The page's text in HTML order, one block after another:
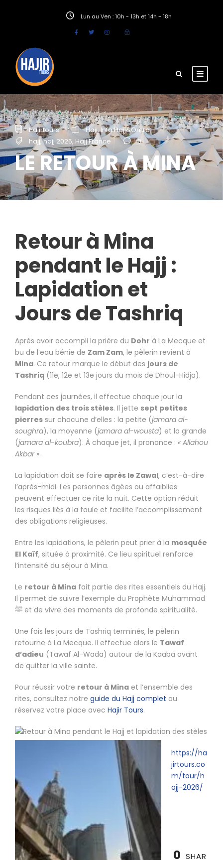
Lun au Ven : 10h - 13h et 14h - 18h
hajirtours Hajj,Info Hajj&Omra
hajj,hajj 2026, Hajj France 0
LE RETOUR À MINA
Retour à Mina
pendant le Hajj :
Lapidation et
Jours de Tashriq
Après avoir accompli la prière du Dohr à La Mecque et
bu de l’eau bénie de Zam Zam, le pèlerin revient à
Mina. Ce retour marque le début des jours de
Tashriq (11e, 12e et 13e jours du mois de Dhoul-Hidja).
Pendant ces journées, il effectue chaque jour la
lapidation des trois stèles. Il jette sept petites
pierres sur chacune d’elles : la petite (jamara al-
soughra), la moyenne (jamara al-wousta) et la grande
(jamara al-koubra). À chaque jet, il prononce : « Allahou
Akbar ».
La lapidation doit se faire après le Zawal, c’est-à-dire
l’après-midi. Les personnes âgées ou affaiblies
peuvent effectuer ce rite la nuit. Cette option réduit
les risques liés à la foule et facilite l’accomplissement
des obligations religieuses.
Entre les lapidations, le pèlerin peut prier à la mosquée
El Kaïf, située à proximité. Ce lieu spirituel renforce
l’intensité du séjour à Mina.
Le retour à Mina fait partie des rites essentiels du Hajj.
Il permet de suivre l’exemple du Prophète Muhammad
ﷺ et de vivre des moments de profonde spiritualité.
Une fois les jours de Tashriq terminés, le pèlerin
retourne à La Mecque. Il effectue alors le Tawaf
d’adieu (Tawaf Al-Wada) autour de la Kaaba avant
de quitter la ville sainte.
Pour réussir votre retour à Mina et l’ensemble des
rites, consultez notre guide du Hajj complet ou
réservez votre place avec Hajir Tours.
https://ha
jirtours.co
m/tour/h
ajj-2026/
0 SHAR